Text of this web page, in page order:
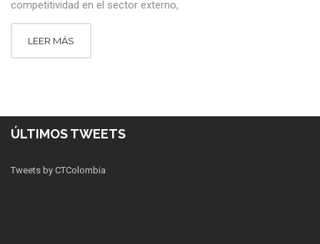
competitividad en el sector externo,
LEER MÁS
ÚLTIMOS TWEETS
Tweets by CTColombia